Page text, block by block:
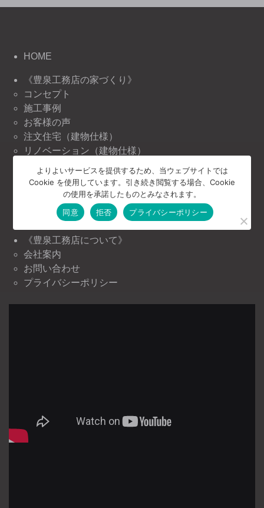
HOME
《豊泉工務店の家づくり》
コンセプト
施工事例
お客様の声
注文住宅（建物仕様）
リノベーション（建物仕様）
リフォーム（建物仕様）
《豊泉工務店の情報》
ニュース＆トピックス
イベント情報
《豊泉工務店について》
会社案内
お問い合わせ
プライバシーポリシー
よりよいサービスを提供するため、当ウェブサイトでは
Cookie を使用しています。引き続き閲覧する場合、Cookie
の使用を承諾したものとみなされます。
同意
拒否 プライバシーポリシー